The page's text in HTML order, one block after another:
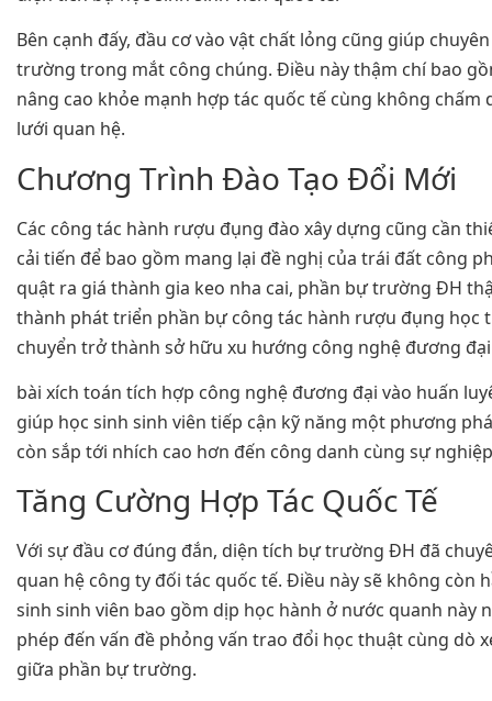
Bên cạnh đấy, đầu cơ vào vật chất lỏng cũng giúp
trường trong mắt công chúng. Điều này thậm chí bao
nâng cao khỏe mạnh hợp tác quốc tế cùng không
lưới quan hệ.
Chương Trình Đào Tạo Đổi Mới
Các công tác hành rượu đụng đào xây dựng cũng cần
cải tiến để bao gồm mang lại đề nghị của trái đất công
quật ra giá thành gia keo nha cai, phần bự trường ĐH
thành phát triển phần bự công tác hành rượu đụng học
chuyển trở thành sở hữu xu hướng công nghệ đương
bài xích toán tích hợp công nghệ đương đại vào huấn
giúp học sinh sinh viên tiếp cận kỹ năng một phương
còn sắp tới nhích cao hơn đến công danh cùng sự
Tăng Cường Hợp Tác Quốc Tế
Với sự đầu cơ đúng đắn, diện tích bự trường ĐH đã
quan hệ công ty đối tác quốc tế. Điều này sẽ không còn
sinh sinh viên bao gồm dịp học hành ở nước quanh này
phép đến vấn đề phỏng vấn trao đổi học thuật cùng dò
giữa phần bự trường.